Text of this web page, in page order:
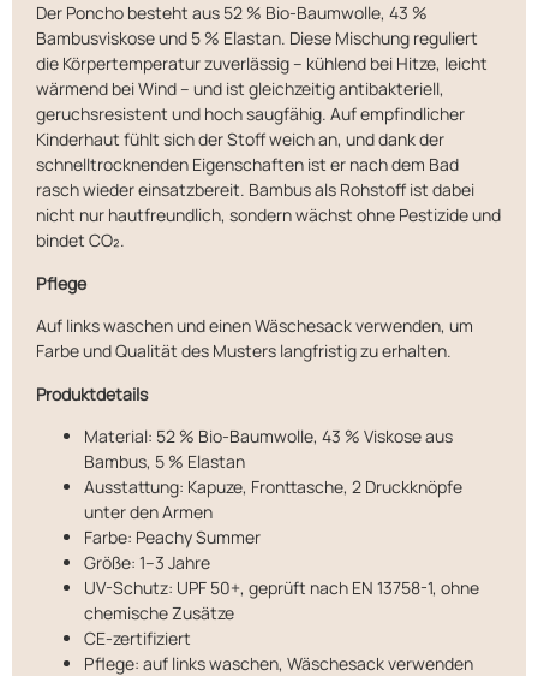
Der Poncho besteht aus 52 % Bio-Baumwolle, 43 %
Bambusviskose und 5 % Elastan. Diese Mischung reguliert
die Körpertemperatur zuverlässig – kühlend bei Hitze, leicht
wärmend bei Wind – und ist gleichzeitig antibakteriell,
geruchsresistent und hoch saugfähig. Auf empfindlicher
Kinderhaut fühlt sich der Stoff weich an, und dank der
schnelltrocknenden Eigenschaften ist er nach dem Bad
rasch wieder einsatzbereit. Bambus als Rohstoff ist dabei
nicht nur hautfreundlich, sondern wächst ohne Pestizide und
bindet CO₂.
Pflege
Auf links waschen und einen Wäschesack verwenden, um
Farbe und Qualität des Musters langfristig zu erhalten.
Produktdetails
Material: 52 % Bio-Baumwolle, 43 % Viskose aus
Bambus, 5 % Elastan
Ausstattung: Kapuze, Fronttasche, 2 Druckknöpfe
unter den Armen
Farbe: Peachy Summer
Größe: 1–3 Jahre
UV-Schutz: UPF 50+, geprüft nach EN 13758-1, ohne
chemische Zusätze
CE-zertifiziert
Pflege: auf links waschen, Wäschesack verwenden